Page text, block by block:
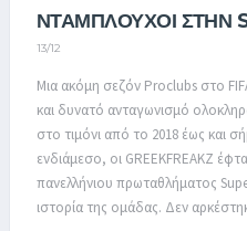
ΝΤΑΜΠΛΟΥΧΟΙ ΣΤΗΝ
13/12
Μια ακόμη σεζόν Proclubs στο
και δυνατό ανταγωνισμό
στο τιμόνι από το 2018 έως και
ενδιάμεσο, οι GREEKFREAKZ
πανελλήνιου πρωταθλήματος
ιστορία της ομάδας. Δεν